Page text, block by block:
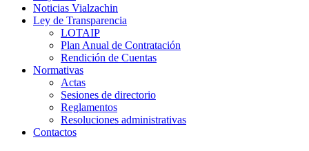
Noticias Vialzachin
Ley de Transparencia
LOTAIP
Plan Anual de Contratación
Rendición de Cuentas
Normativas
Actas
Sesiones de directorio
Reglamentos
Resoluciones administrativas
Contactos